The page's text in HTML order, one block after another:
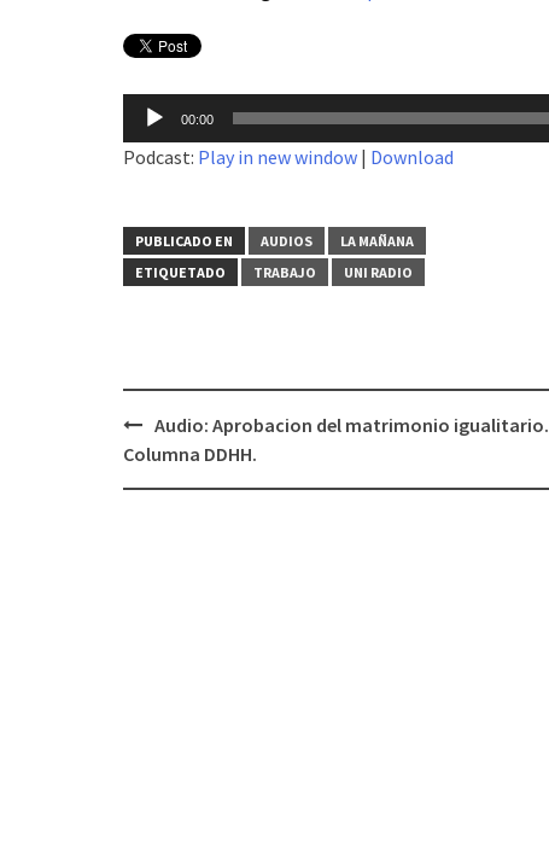
Reproductor
de
audio
00:00
Podcast: Play in new window | Download
PUBLICADO EN AUDIOS
LA MAÑANA
ETIQUETADO
TRABAJO UNI RADIO
Navegación
Audio: Aprobacion del matrimonio igualitario.
Columna DDHH.